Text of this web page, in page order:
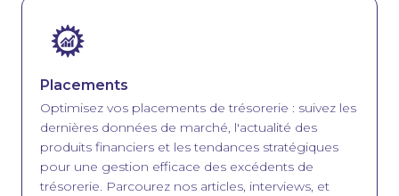
Image
Placements
Optimisez vos placements de trésorerie : suivez les
dernières données de marché, l'actualité des
produits financiers et les tendances stratégiques
pour une gestion efficace des excédents de
trésorerie. Parcourez nos articles, interviews, et